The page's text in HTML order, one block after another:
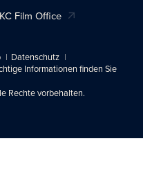
KC Film Office
Datenschutz
Informationen finden Sie
Rechte vorbehalten.